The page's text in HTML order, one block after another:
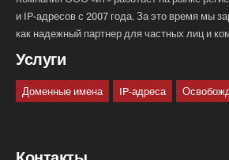
и IP-адресов с 2007 года. За это время мы
как надежный партнер для частных лиц и
Услуги
Доменные имена IP-адреса